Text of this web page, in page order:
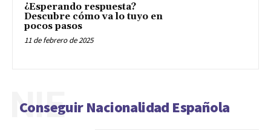
¿Esperando respuesta?
Descubre cómo va lo tuyo en
pocos pasos
11 de febrero de 2025
Conseguir Nacionalidad Española
NIE